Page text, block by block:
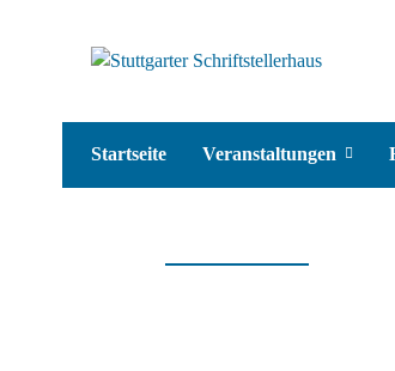
Startseite Veranstaltungen